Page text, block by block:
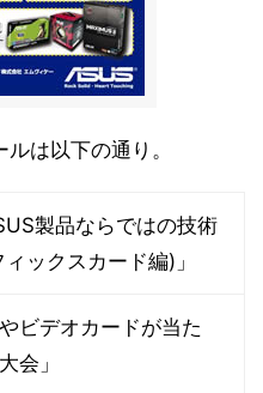
は以下の通り。
製品ならではの技術
ックスカード編)」
ビデオカードが当た
会」